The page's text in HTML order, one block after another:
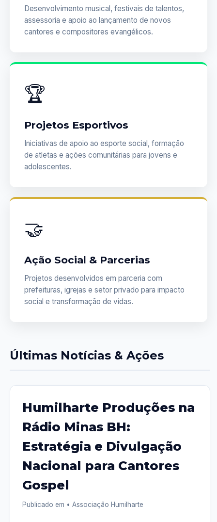
Desenvolvimento musical, festivais de talentos,
assessoria e apoio ao lançamento de novos
cantores e compositores evangélicos.
🏆
Projetos Esportivos
Iniciativas de apoio ao esporte social, formação
de atletas e ações comunitárias para jovens e
adolescentes.
🤝
Ação Social & Parcerias
Projetos desenvolvidos em parceria com
prefeituras, igrejas e setor privado para impacto
social e transformação de vidas.
Últimas Notícias & Ações
Humilharte Produções na
Rádio Minas BH:
Estratégia e Divulgação
Nacional para Cantores
Gospel
Publicado em • Associação Humilharte